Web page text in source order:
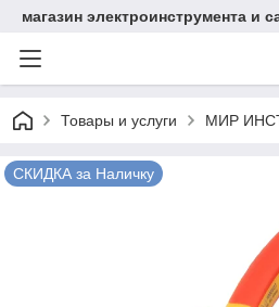
магазин электроинструмента и
Товары и услуги МИР
СКИДКА за Наличку